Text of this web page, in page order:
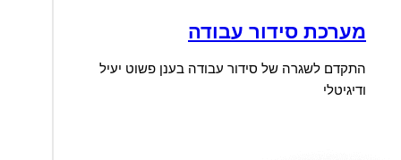
מערכת סידור עבודה
התקדם לשגרה של סידור עבודה בענן פשוט יעיל
ודיגיטלי